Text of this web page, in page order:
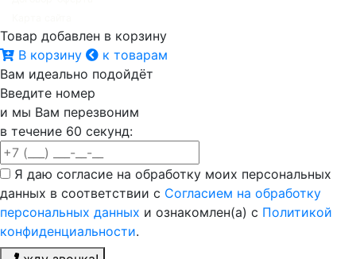
Товар добавлен в корзину
В корзину
к товарам
Вам идеально подойдёт
Введите номер
и мы Вам перезвоним
в течение 60 секунд:
Я даю согласие на обработку моих персональных
данных в соответствии с Согласием на обработку
персональных данных и ознакомлен(а) с Политикой
конфиденциальности.